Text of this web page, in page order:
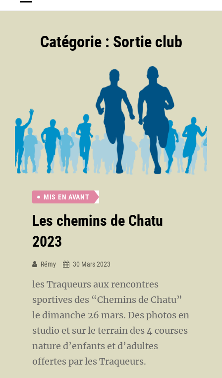
Catégorie : Sortie club
MIS EN AVANT
Les chemins de Chatu
2023
Rémy 30 Mars 2023
les Traqueurs aux rencontres
sportives des “Chemins de Chatu”
le dimanche 26 mars. Des photos en
studio et sur le terrain des 4 courses
nature d’enfants et d’adultes
offertes par les Traqueurs.